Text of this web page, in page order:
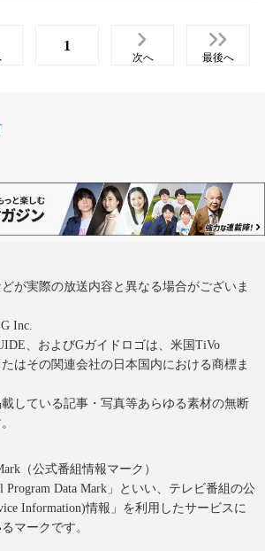
1
次へ 最後へ
が実際の放送内容と異なる場合がございま
Inc.
、およびGガイドロゴは、米国TiVo
はその関連会社の日本国内における商標ま
している記事・写真等あらゆる素材の無断
（公式番組情報マーク）
Data Mark」といい、テレビ番組の公
Information)情報」を利用したサービスに
マークです。